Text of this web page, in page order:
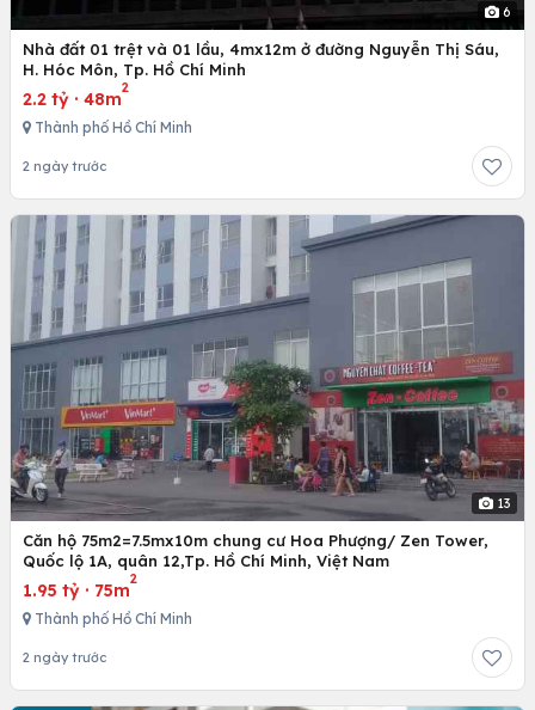
6
Nhà đất 01 trệt và 01 lầu, 4mx12m ở đường Nguyễn Thị Sáu,
H. Hóc Môn, Tp. Hồ Chí Minh
2.2 tỷ · 48m
2
Thành phố Hồ Chí Minh
2 ngày trước
13
Căn hộ 75m2=7.5mx10m chung cư Hoa Phượng/ Zen Tower,
Quốc lộ 1A, quân 12,Tp. Hồ Chí Minh, Việt Nam
1.95 tỷ · 75m
2
Thành phố Hồ Chí Minh
2 ngày trước